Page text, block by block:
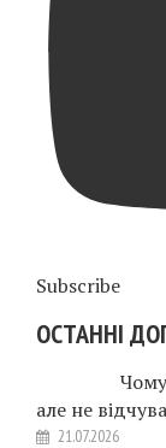
Subscribe
ОСТАННІ
але не
21.07.2026